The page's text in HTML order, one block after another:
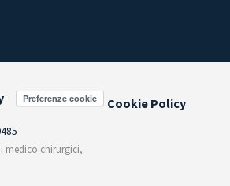
Preferenze cookie Cookie Policy
medico chirurgici,